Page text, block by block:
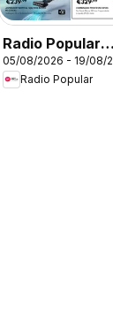
Radio Popular
Leva 3 Paga 2
05/08/2026 - 19/08/
Radio Popular